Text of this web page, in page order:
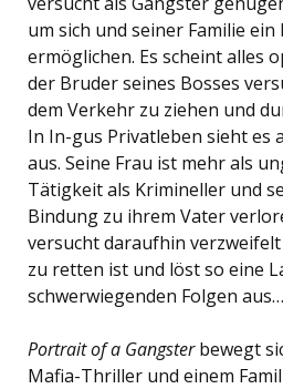
um sich und seiner Familie ein
ermöglichen. Es scheint alles
der Bruder seines Bosses
dem Verkehr zu ziehen und
In In-gus Privatleben sieht es
aus. Seine Frau ist mehr als
Tätigkeit als Krimineller und
Bindung zu ihrem Vater
versucht daraufhin
zu retten ist und löst so eine
schwerwiegenden Folgen aus…
Portrait of a Gangsterbewegt
Mafia-Thriller und einem